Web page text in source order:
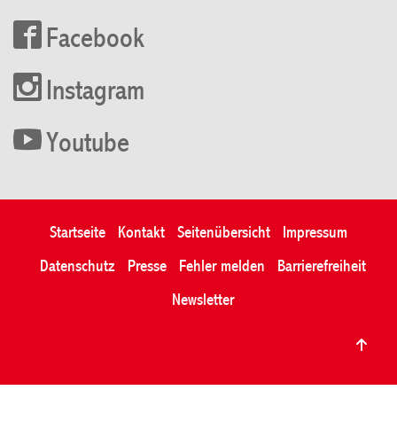
Facebook
Instagram
Youtube
Startseite Kontakt Seitenübersicht
Impressum
Datenschutz
Presse Fehler melden
Barrierefreiheit
Newsletter